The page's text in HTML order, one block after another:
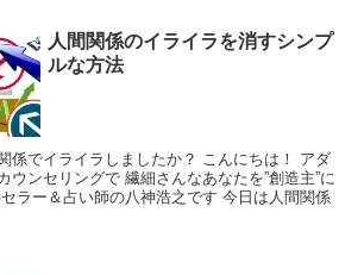
人間関係のイライラを消すシンプ
ルな方法
係でイライラしましたか？ こんにちは！ アダ
ウンセリングで 繊細さんなあなたを”創造主”に
ラー＆占い師の八神浩之です 今日は人間関係